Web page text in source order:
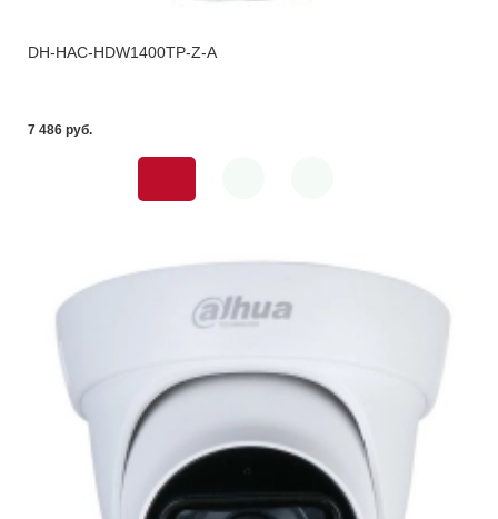
DH-HAC-HDW1400TP-Z-A
7 486 pуб.